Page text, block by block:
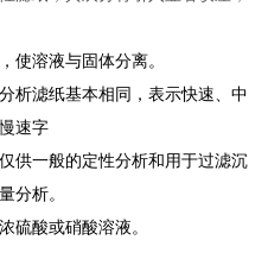
使溶液与固体分离。
析滤纸基本相同，表示快速、中
速字
供一般的定性分析和用于过滤沉
分析。
硫酸或硝酸溶液。